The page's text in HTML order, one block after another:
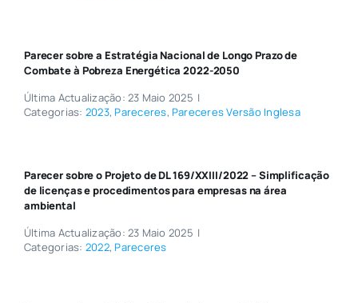
Parecer sobre a Estratégia Nacional de Longo Prazo de
Combate à Pobreza Energética 2022-2050
Última Actualização: 23 Maio 2025 |
Categorias: 2023,Pareceres, Pareceres Versão Inglesa
Parecer sobre o Projeto de DL 169/XXIII/2022 – Simplificação
de licenças e procedimentos para empresas na área
ambiental
Última Actualização: 23 Maio 2025 |
Categorias: 2022,Pareceres